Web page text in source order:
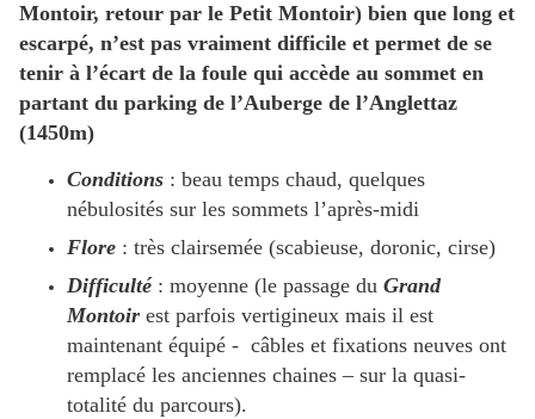
Montoir, retour par le Petit Montoir) bien que long et
escarpé, n’est pas vraiment difficile et permet de se
tenir à l’écart de la foule qui accède au sommet en
partant du parking de l’Auberge de l’Anglettaz
(1450m)
Conditions : beau temps chaud, quelques
nébulosités sur les sommets l’après-midi
Flore : très clairsemée (scabieuse, doronic, cirse)
Difficulté : moyenne (le passage du Grand
Montoir est parfois vertigineux mais il est
maintenant équipé - câbles et fixations neuves ont
remplacé les anciennes chaines – sur la quasi-
totalité du parcours).